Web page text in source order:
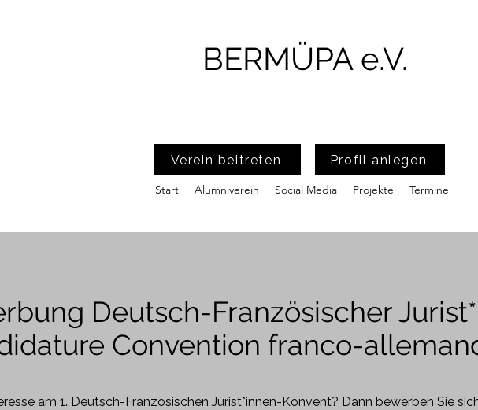
BERMÜPA e.V.
Verein beitreten
Start Alumniverein Social Media Projekte Termine
Profil anlegen
Deutsch-Französischer
Convention franco-
am 1. Deutsch-Französischen Jurist*innen-Konvent? Dann bewerben Sie